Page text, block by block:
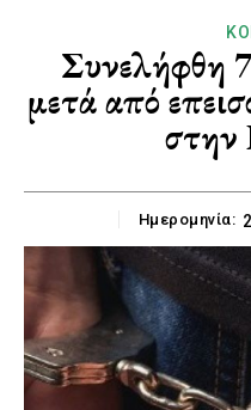
Συνελήφθη
μετά από
στην
Ημερομηνία: